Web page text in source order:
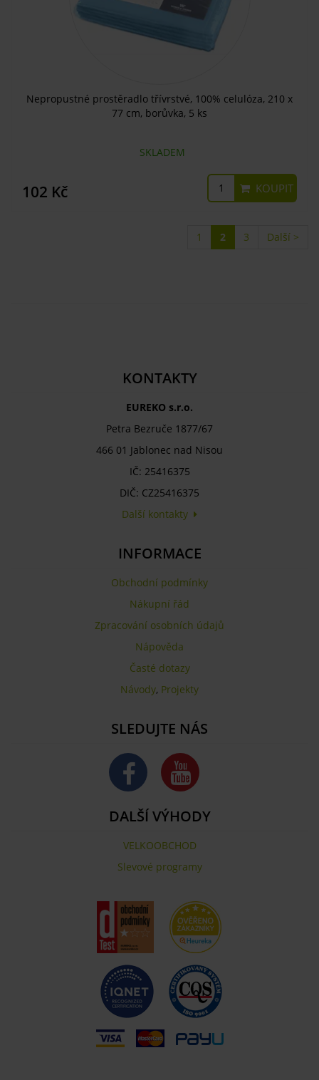
Nepropustné prostěradlo třívrstvé, 100% celulóza, 210 x
77 cm, borůvka, 5 ks
SKLADEM
102 Kč KOUPIT
1 2 3 Další >
KONTAKTY
EUREKO s.r.o.
Petra Bezruče 1877/67
466 01 Jablonec nad Nisou
IČ: 25416375
DIČ: CZ25416375
Další kontakty
INFORMACE
Obchodní podmínky
Nákupní řád
Zpracování osobních údajů
Nápověda
Časté dotazy
Návody, Projekty
SLEDUJTE NÁS
DALŠÍ VÝHODY
VELKOOBCHOD
Slevové programy